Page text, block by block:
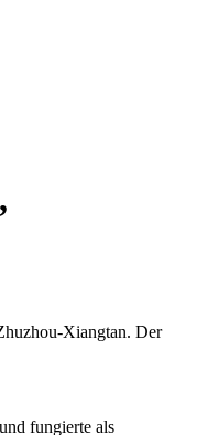
Xiangtan. Der
fungierte als